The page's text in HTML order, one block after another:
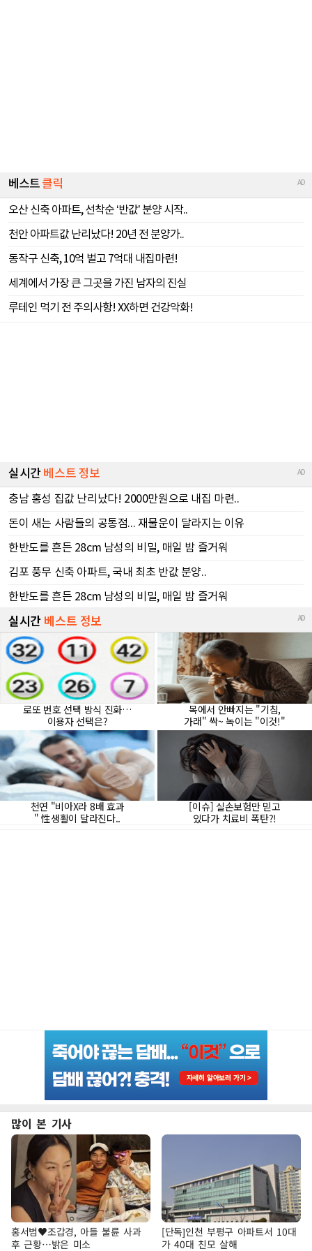
많이 본 기사
홍서범♥조갑경, 아들 불륜 사과
후 근황…밝은 미소
[단독]인천 부평구 아파트서 10대
가 40대 친모 살해